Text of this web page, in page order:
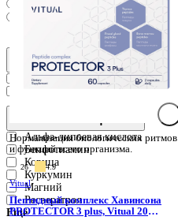
4 000 ₽ и дороже
Страна
Канада
Альфа-липоевая кислота
Бенфотиамин
Корица
Куркумин
Магний
Ресвератрол
Нормализация биологических ритмов
и функций всего организма.
26 4.9
Vitual
Пептидный комплекс Хавинсона
PROTECTOR 3 plus, Vitual 20